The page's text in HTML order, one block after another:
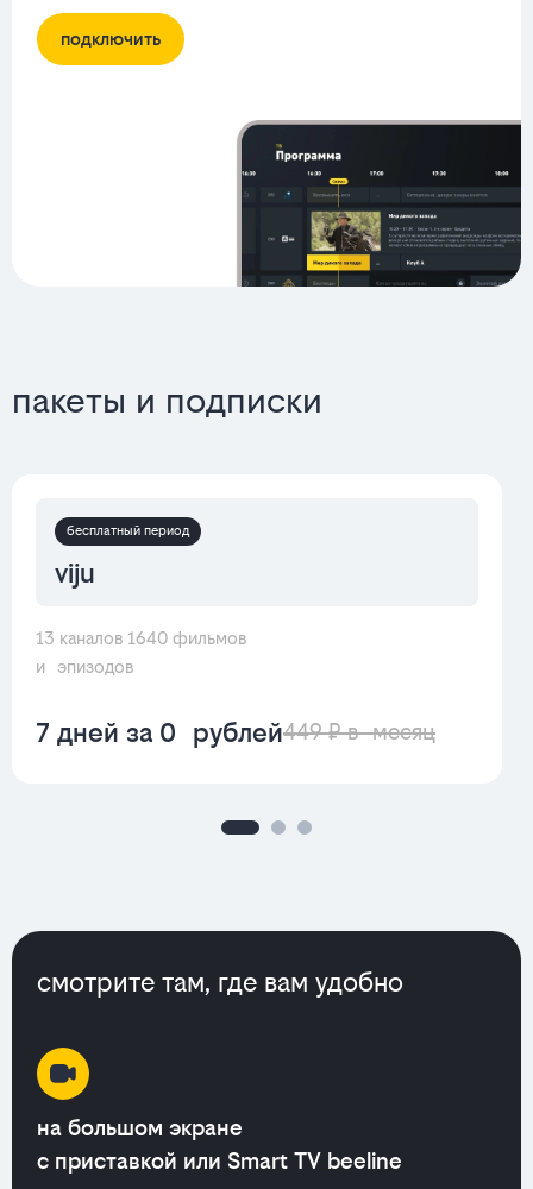
подключить
пакеты и подписки
бесплатный период
viju
13 каналов 1640 фильмов
и эпизодов
7 дней за 0 рублей449 ₽ в месяц
смотрите там, где вам удобно
на большом экране
с приставкой или Smart TV beeline